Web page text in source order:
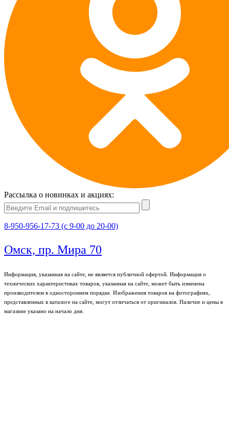
Рассылка о новинках и акциях:
8-950-956-17-73 (с 9-00 до 20-00)
Омск, пр. Мира 70
Информация, указанная на сайте, не является публичной офертой. Информация о
технических характеристиках товаров, указанная на сайте, может быть изменена
производителем в одностороннем порядке. Изображения товаров на фотографиях,
представленных в каталоге на сайте, могут отличаться от оригиналов. Наличие и цены в
магазине указано на начало дня.